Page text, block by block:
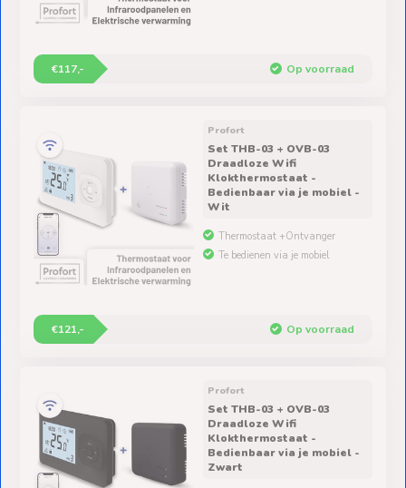
€117,- Op voorraad
Profort
Set THB-03 + OVB-03
Draadloze Wifi
Klokthermostaat -
Bedienbaar via je mobiel -
Wit
Thermostaat +Ontvanger
Te bedienen via je mobiel
€121,- Op voorraad
Profort
Set THB-03 + OVB-03
Draadloze Wifi
Klokthermostaat -
Bedienbaar via je mobiel -
Zwart